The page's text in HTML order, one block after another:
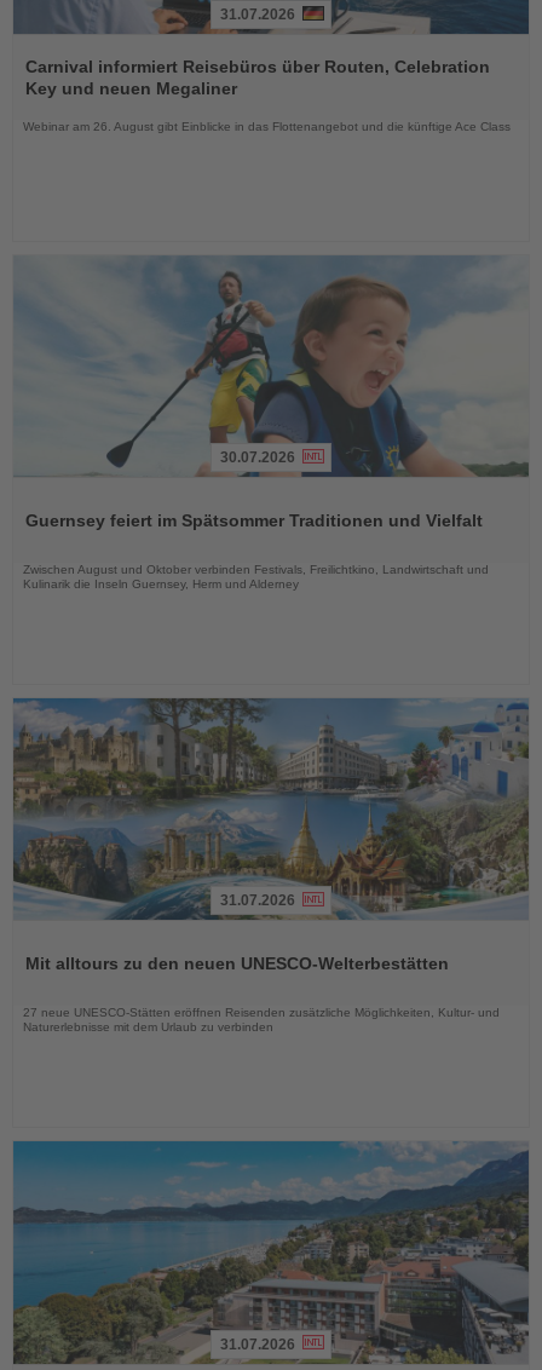
Sie
die
Nachrichten
31.07.2026
Carnival informiert Reisebüros über Routen, Celebration
Key und neuen Megaliner
Webinar am 26. August gibt Einblicke in das Flottenangebot und die künftige Ace Class
die
30.07.2026
Guernsey feiert im Spätsommer Traditionen und Vielfalt
Zwischen August und Oktober verbinden Festivals, Freilichtkino, Landwirtschaft und
Kulinarik die Inseln Guernsey, Herm und Alderney
die
31.07.2026
Mit alltours zu den neuen UNESCO-Welterbestätten
27 neue UNESCO-Stätten eröffnen Reisenden zusätzliche Möglichkeiten, Kultur- und
Naturerlebnisse mit dem Urlaub zu verbinden
31.07.2026